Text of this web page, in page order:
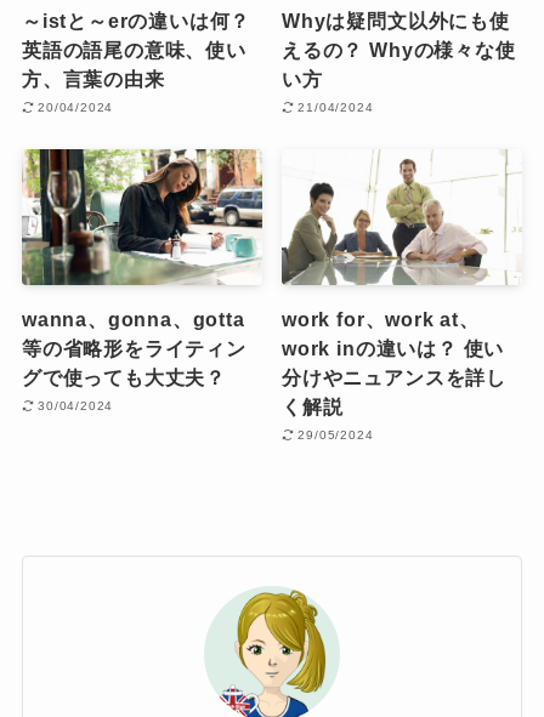
～istと～erの違いは何？
英語の語尾の意味、使い
方、言葉の由来
20/04/2024
Whyは疑問文以外にも使
えるの？ Whyの様々な使
い方
21/04/2024
wanna、gonna、gotta
等の省略形をライティン
グで使っても大丈夫？
30/04/2024
work for、work at、
work inの違いは？ 使い
分けやニュアンスを詳し
く解説
29/05/2024